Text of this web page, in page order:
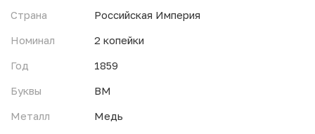
Страна
Российская Империя
Номинал
2 копейки
Год
1859
Буквы
ВМ
Металл
Медь